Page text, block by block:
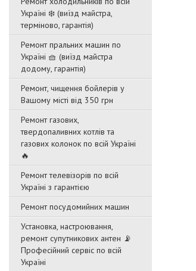
Україні ❄️ (виїзд майстра,
терміново, гарантія)
Ремонт пральних машин по
Україні 🧺 (виїзд майстра
додому, гарантія)
Ремонт, чищення бойлерів у
Вашому місті від 350 грн
Ремонт газових,
твердопаливних котлів та
газових колонок по всій Україні
🔥
Ремонт телевізорів по всій
Україні з гарантією
Ремонт посудомийних машин
Установка, настроювання,
ремонт супутникових антен 📡
Професійний сервіс по всій
Україні